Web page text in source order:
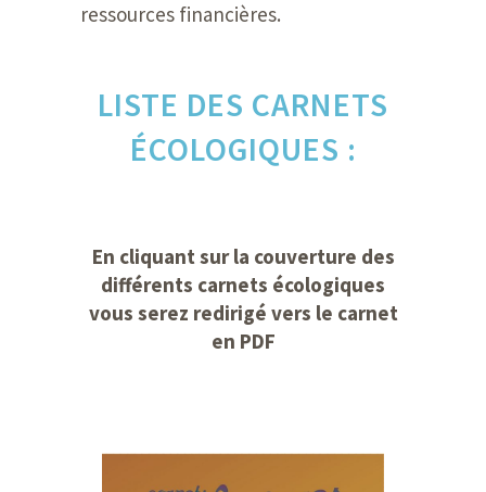
ressources financières.
LISTE DES CARNETS
ÉCOLOGIQUES :
En cliquant sur la couverture des
différents carnets écologiques
vous serez redirigé vers le carnet
en PDF